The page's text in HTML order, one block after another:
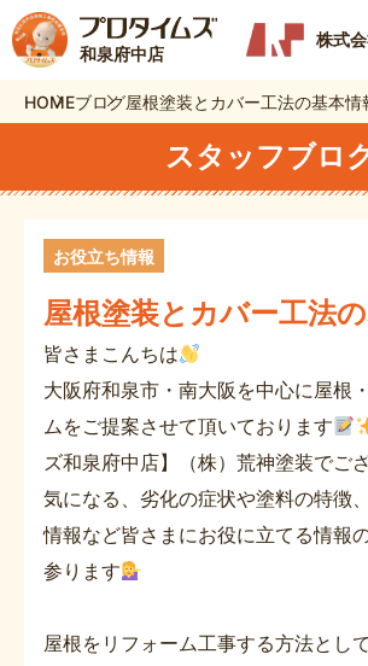
和泉府中店
株式
HOMEブログ屋根塗装とカバー工法の基本情
スタッフブロ
屋根塗装とカバー工法
お役立ち情報
皆さまこんちは
大阪府和泉市・南大阪を中心に屋根
ムをご提案させて頂いております
ズ和泉府中店】（株）荒神塗装でご
気になる、劣化の症状や塗料の特徴
情報など皆さまにお役に立てる情報
参ります
屋根をリフォーム工事する方法とし